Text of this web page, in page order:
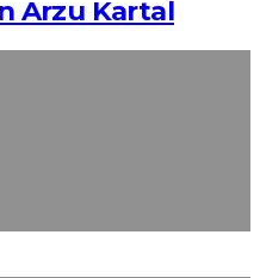
Arzu Kartal